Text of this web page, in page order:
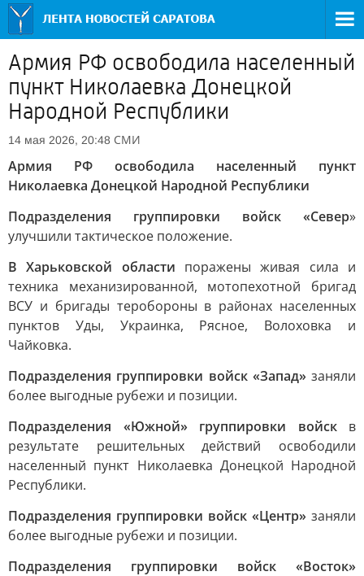
Армия РФ освободила населенный
пункт Николаевка Донецкой
Народной Республики
14 мая 2026, 20:48 СМИ
Армия РФ освободила населенный пункт
Николаевка Донецкой Народной Республики
Подразделения группировки войск «Север»
улучшили тактическое положение.
В Харьковской области поражены живая сила и
техника механизированной, мотопехотной бригад
ВСУ и бригады теробороны в районах населенных
пунктов Уды, Украинка, Рясное, Волоховка и
Чайковка.
Подразделения группировки войск «Запад»заняли
более выгодные рубежи и позиции.
Подразделения «Южной» группировки войскв
результате решительных действий освободили
населенный пункт Николаевка Донецкой Народной
Республики.
Подразделения группировки войск «Центр» заняли
более выгодные рубежи и позиции.
Подразделения группировки войск «Восток»